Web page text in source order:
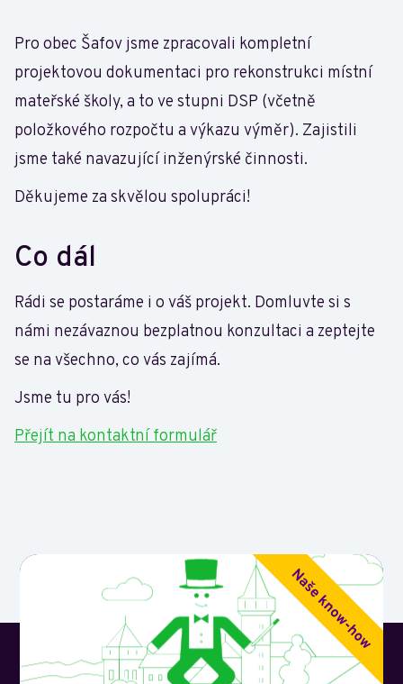
Pro obec Šafov jsme zpracovali kompletní
projektovou dokumentaci pro rekonstrukci místní
mateřské školy, a to ve stupni DSP (včetně
položkového rozpočtu a výkazu výměr). Zajistili
jsme také navazující inženýrské činnosti.
Děkujeme za skvělou spolupráci!
Co dál
Rádi se postaráme i o váš projekt. Domluvte si s
námi nezávaznou bezplatnou konzultaci a zeptejte
se na všechno, co vás zajímá.
Jsme tu pro vás!
Přejít na kontaktní formulář